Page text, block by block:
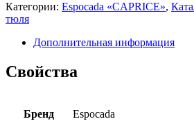
Категории: Espocadа «CAPRICE»,
тюля
Дополнительная информация
Свойства
Бренд Espocada